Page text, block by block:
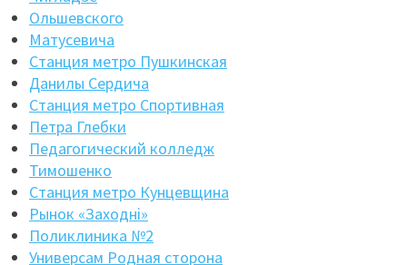
Ольшевского
Матусевича
Станция метро Пушкинская
Данилы Сердича
Станция метро Спортивная
Петра Глебки
Педагогический колледж
Тимошенко
Станция метро Кунцевщина
Рынок «Заходнi»
Поликлиника №2
Универсам Родная сторона